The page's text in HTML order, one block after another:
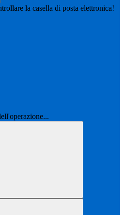
la casella di posta elettronica!